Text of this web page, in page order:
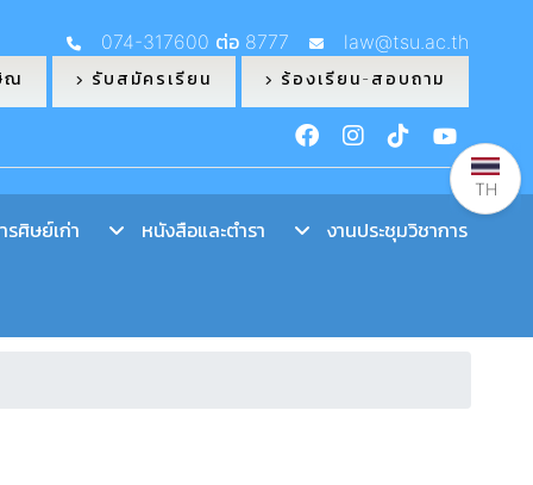
074-317600 ต่อ 8777 law@tsu.ac.th
ณ รับสมัครเรียน ร้องเรียน-สอบถาม
ศิษย์เก่า หนังสือและตำรา งานประชุมวิชาการ
TH